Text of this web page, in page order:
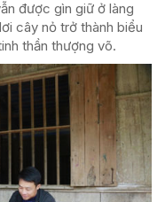
được gìn giữ ở làng
cây nỏ trở thành biểu
thần thượng võ.